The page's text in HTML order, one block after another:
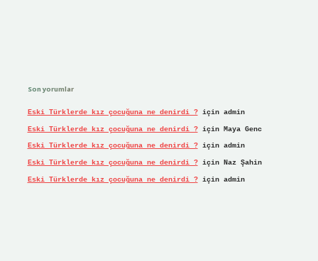
Son yorumlar
Eski Türklerde kız çocuğuna ne denirdi ?için admin
Eski Türklerde kız çocuğuna ne denirdi ?için Maya Genc
Eski Türklerde kız çocuğuna ne denirdi ?için admin
Eski Türklerde kız çocuğuna ne denirdi ?için Naz Şahin
Eski Türklerde kız çocuğuna ne denirdi ?için admin